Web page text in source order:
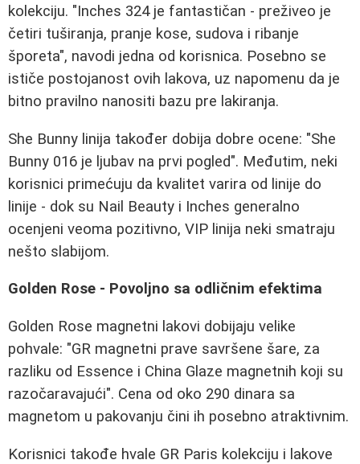
kolekciju. "Inches 324 je fantastičan - preživeo je
četiri tuširanja, pranje kose, sudova i ribanje
šporeta", navodi jedna od korisnica. Posebno se
ističe postojanost ovih lakova, uz napomenu da je
bitno pravilno nanositi bazu pre lakiranja.
She Bunny linija također dobija dobre ocene: "She
Bunny 016 je ljubav na prvi pogled". Međutim, neki
korisnici primećuju da kvalitet varira od linije do
linije - dok su Nail Beauty i Inches generalno
ocenjeni veoma pozitivno, VIP linija neki smatraju
nešto slabijom.
Golden Rose - Povoljno sa odličnim efektima
Golden Rose magnetni lakovi dobijaju velike
pohvale: "GR magnetni prave savršene šare, za
razliku od Essence i China Glaze magnetnih koji su
razočaravajući". Cena od oko 290 dinara sa
magnetom u pakovanju čini ih posebno atraktivnim.
Korisnici takođe hvale GR Paris kolekciju i lakove